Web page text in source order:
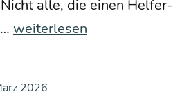
alle, die einen Hel­fer­
Das
weiterlesen
2026